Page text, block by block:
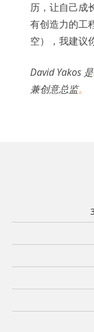
历，让自己成
有创造力的工
空），我建议
David Yakos 是
兼创意总监。